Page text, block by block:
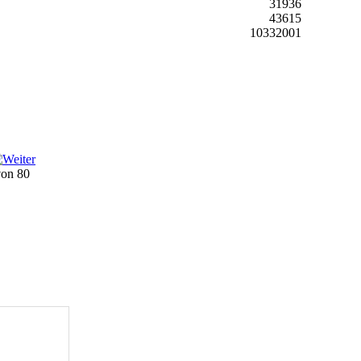
31936
43615
10332001
80